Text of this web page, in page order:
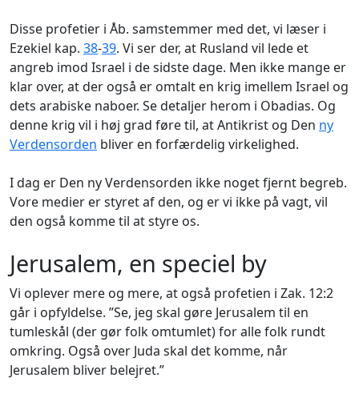
Disse profetier i Åb. samstemmer med det, vi læser i
Ezekiel kap. 38-39. Vi ser der, at Rusland vil lede et
angreb imod Israel i de sidste dage. Men ikke mange er
klar over, at der også er omtalt en krig imellem Israel og
dets arabiske naboer. Se detaljer herom i Obadias. Og
denne krig vil i høj grad føre til, at Antikrist og Den ny
Verdensorden bliver en forfærdelig virkelighed.
I dag er Den ny Verdensorden ikke noget fjernt begreb.
Vore medier er styret af den, og er vi ikke på vagt, vil
den også komme til at styre os.
Jerusalem, en speciel by
Vi oplever mere og mere, at også profetien i Zak. 12:2
går i opfyldelse. ”Se, jeg skal gøre Jerusalem til en
tumleskål (der gør folk omtumlet) for alle folk rundt
omkring. Også over Juda skal det komme, når
Jerusalem bliver belejret.”